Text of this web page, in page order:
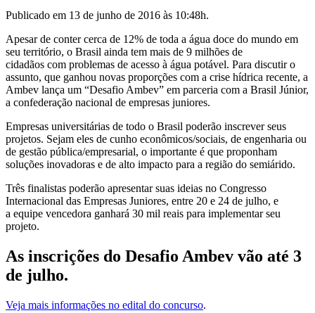
Publicado em 13 de junho de 2016 às 10:48h.
Apesar de conter cerca de 12% de toda a água doce do mundo em
seu território, o Brasil ainda tem mais de 9 milhões de
cidadãos com problemas de acesso à água potável. Para discutir o
assunto, que ganhou novas proporções com a crise hídrica recente, a
Ambev lança um “Desafio Ambev” em parceria com a Brasil Júnior,
a confederação nacional de empresas juniores.
Empresas universitárias de todo o Brasil poderão inscrever seus
projetos. Sejam eles de cunho econômicos/sociais, de engenharia ou
de gestão pública/empresarial, o importante é que proponham
soluções inovadoras e de alto impacto para a região do semiárido.
Três finalistas poderão apresentar suas ideias no Congresso
Internacional das Empresas Juniores, entre 20 e 24 de julho, e
a equipe vencedora ganhará 30 mil reais para implementar seu
projeto.
As inscrições do Desafio Ambev vão até 3
de julho.
Veja mais informações no edital do concurso.